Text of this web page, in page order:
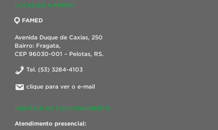
LOCALIZE A FAMED
FAMED
Avenida Duque de Caxias, 250
Bairro: Fragata,
CEP 96030-001 – Pelotas, RS.
Tel. (53) 3284-4103
clique para ver o e-mail
HORÁRIO DE FUNCIONAMENTO:
Atendimento presencial: